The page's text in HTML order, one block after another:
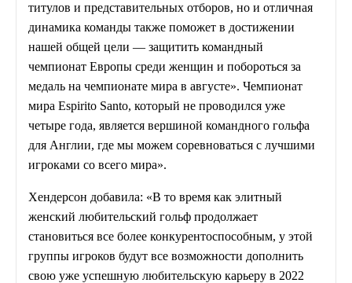
титулов и представительных отборов, но и отличная
динамика команды также поможет в достижении
нашей общей цели — защитить командный
чемпионат Европы среди женщин и побороться за
медаль на чемпионате мира в августе». Чемпионат
мира Espirito Santo, который не проводился уже
четыре года, является вершиной командного гольфа
для Англии, где мы можем соревноваться с лучшими
игроками со всего мира».
Хендерсон добавила: «В то время как элитный
женский любительский гольф продолжает
становиться все более конкурентоспособным, у этой
группы игроков будут все возможности дополнить
свою уже успешную любительскую карьеру в 2022